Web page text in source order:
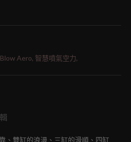
Blow Aero, 智慧噴氣空力,
、雙缸的浪漫、三缸的滑順、四缸